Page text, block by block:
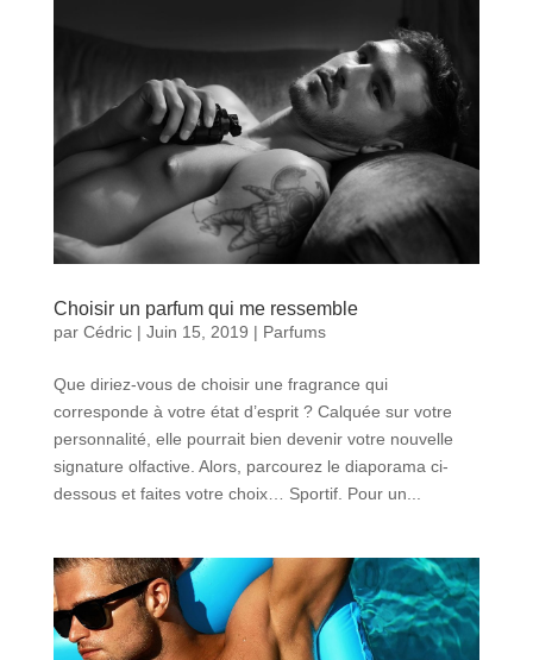
Choisir un parfum qui me ressemble
par Cédric| Juin 15, 2019 | Parfums
Que diriez-vous de choisir une fragrance qui
corresponde à votre état d’esprit ? Calquée sur votre
personnalité, elle pourrait bien devenir votre nouvelle
signature olfactive. Alors, parcourez le diaporama ci-
dessous et faites votre choix… Sportif. Pour un...